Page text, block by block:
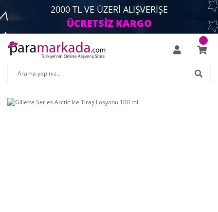
2000 TL VE ÜZERİ ALIŞVERİŞE
ÜCRETSİZ KARGO